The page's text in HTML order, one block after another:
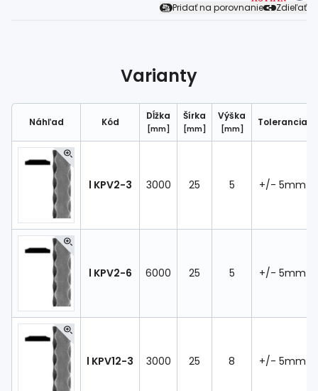
Pridať na porovnanie
Zdieľať
Varianty
Náhľad Kód
Dĺžka
[mm]
Šírka
[mm]
Výška
[mm]
Tolerancia
l KPV2-3 3000 25 5 +/- 5mm
l KPV2-6 6000 25 5 +/- 5mm
l KPV12-3 3000 25 8 +/- 5mm